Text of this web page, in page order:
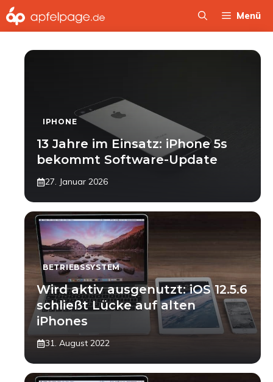
Zum
Inhalt
Menü
IPHONE
13 Jahre im Einsatz: iPhone 5s
bekommt Software-Update
27. Januar 2026
BETRIEBSSYSTEM
Wird aktiv ausgenutzt: iOS 12.5.6
schließt Lücke auf alten
iPhones
31. August 2022